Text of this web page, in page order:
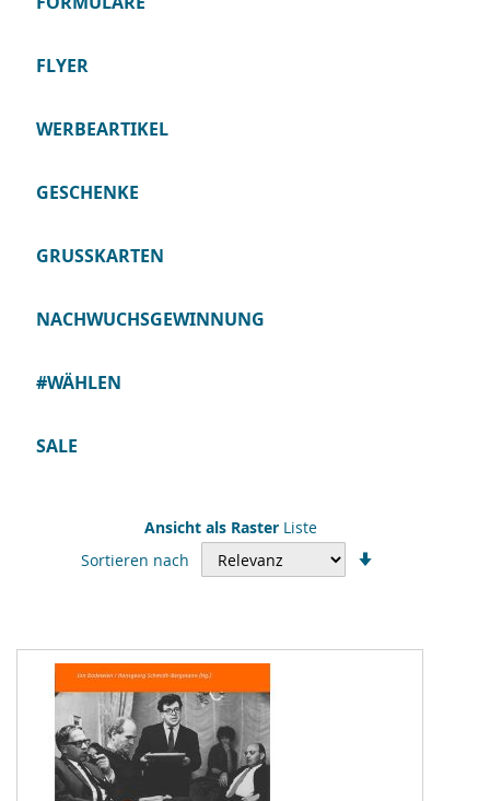
Ansicht als Raster Liste
Sortieren nach
FLYER
WERBEARTIKEL
GESCHENKE
GRUSSKARTEN
NACHWUCHSGEWINNUNG
#WÄHLEN
SALE